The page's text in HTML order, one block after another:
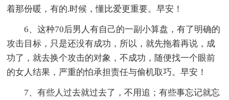
着那份暖，有的.时候，懂比爱更重要。早安！
6、这种70后男人有自己的一副小算盘，有了明确的
攻击目标，只是还没有成功，所以，就先拖着再说，成
功了，就去换个攻击的对象，不成功，随便找一个眼前
的女人结果，严重的怕承担责任与偷机取巧。早安！
7、有些人过去就过去了，不用追；有些事忘记就忘